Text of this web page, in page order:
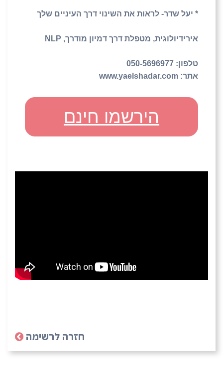
* יעל שדר- לראות את השינוי דרך העיניים שלך
אירידיולוגית, מטפלת דרך דמיון מודרך, NLP
טלפון: 050-5696977
אתר: www.yaelshadar.com
הירשמו חינם
חזרה לרשימה